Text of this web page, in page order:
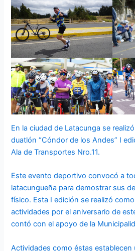
En la ciudad de Latacunga se
duatlón “Cóndor de los Andes” I
Ala de Transportes Nro.11.
Este evento deportivo convocó a
latacungueña para demostrar sus
físico. Esta I edición se realizó
actividades por el aniversario de
contó con el apoyo de la
Actividades como éstas establecen